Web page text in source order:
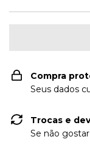
Compra
Seus dados
Trocas e
Se não